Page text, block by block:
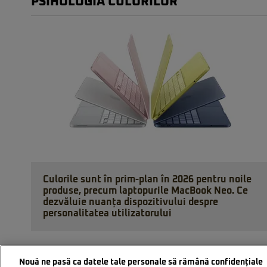
Culorile sunt în prim-plan în 2026 pentru noile
produse, precum laptopurile MacBook Neo. Ce
dezvăluie nuanța dispozitivului despre
personalitatea utilizatorului
Nouă ne pasă ca datele tale personale să rămână confidențiale